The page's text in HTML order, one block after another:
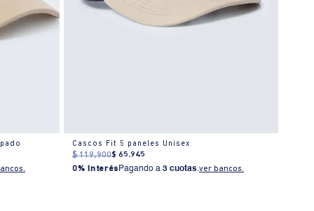
Cascos Fit 5 paneles Unisex
$ 119.900$ 65.945
0% InterésPagando a3 cuotas.ver bancos.